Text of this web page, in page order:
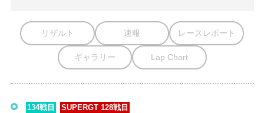
リザルト 速報 レースレポート
ギャラリー Lap Chart
134戦目 SUPERGT 128戦目